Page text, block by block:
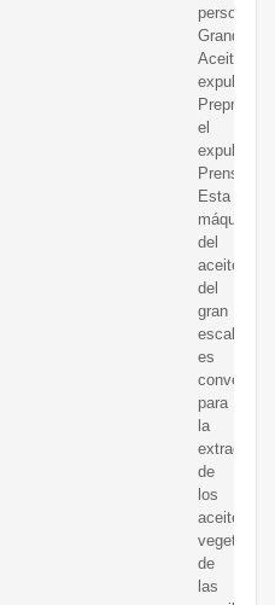
Grandes
Aceite
expulsor,
Preprense
el
expulsor,
Prensa
Esta
máquina
del
aceite
del
gran
escala
es
para
la
extracción
de
los
aceites
vegetales
de
las